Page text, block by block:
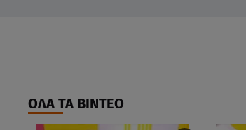
ΟΛΑ ΤΑ ΒΙΝΤΕΟ